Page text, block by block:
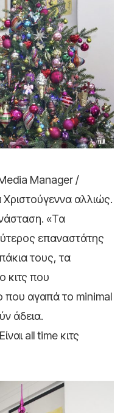
Manager /
αλλιώς.
«Τα
επαναστάτης
τους, τα
κιτς που
που αγαπά το minimal
άδεια.
all time κιτς